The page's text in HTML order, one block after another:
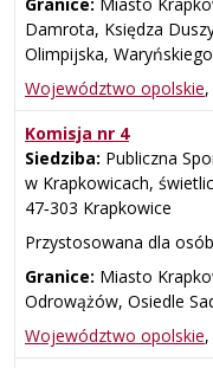
Damrota, Księdza
Olimpijska, Waryńskiego
Województwo opolskie,
Komisja nr 4
Siedziba: Publiczna
w Krapkowicach,
47‑303 Krapkowice
Przystosowana dla
Granice: Miasto
Odrowążów, Osiedle
Województwo opolskie,